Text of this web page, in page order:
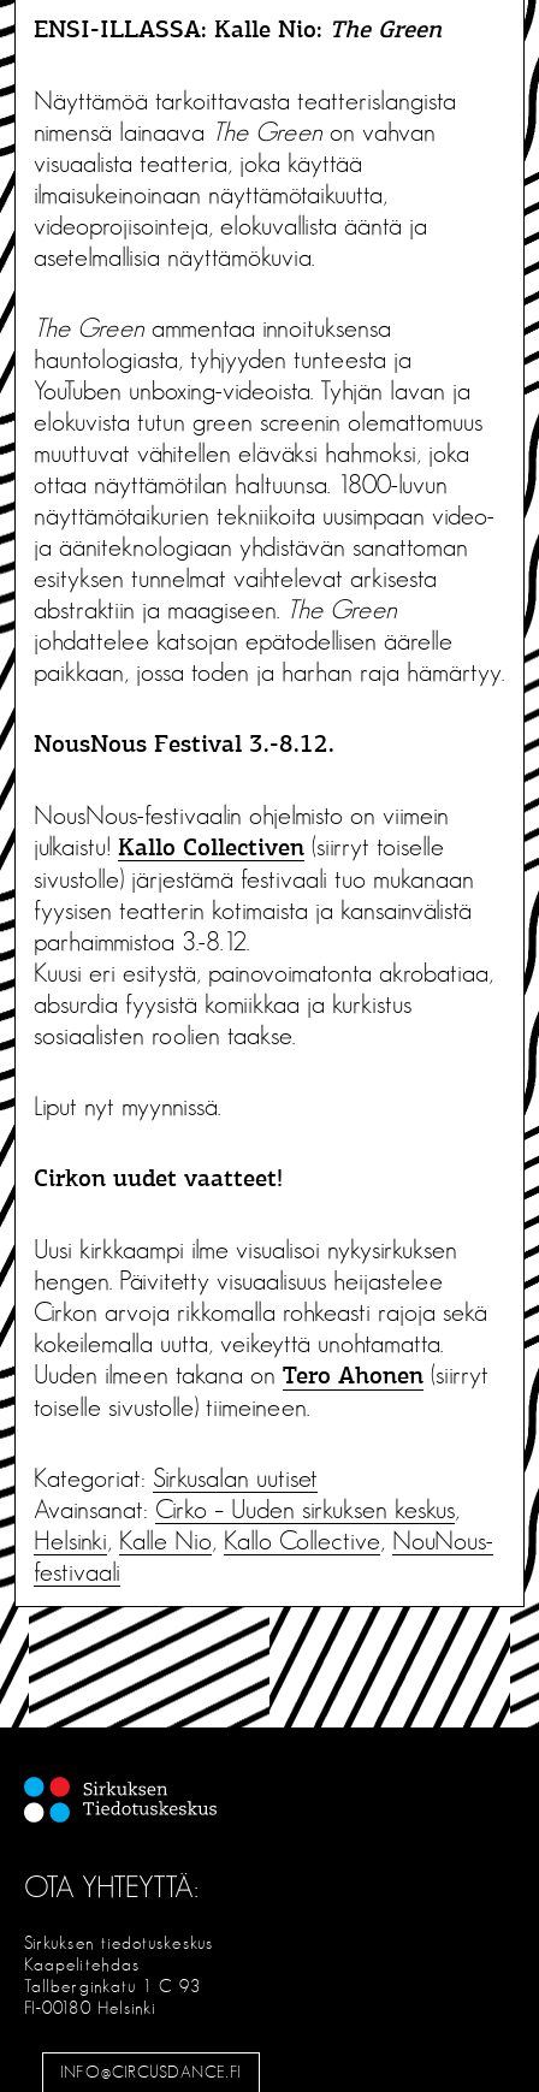
ENSI-ILLASSA: Kalle Nio: The Green
Näyttämöä tarkoittavasta teatterislangista
nimensä lainaava The Green on vahvan
visuaalista teatteria, joka käyttää
ilmaisukeinoinaan näyttämötaikuutta,
videoprojisointeja, elokuvallista ääntä ja
asetelmallisia näyttämökuvia.
The Green ammentaa innoituksensa
hauntologiasta, tyhjyyden tunteesta ja
YouTuben unboxing-videoista. Tyhjän lavan ja
elokuvista tutun green screenin olemattomuus
muuttuvat vähitellen eläväksi hahmoksi, joka
ottaa näyttämötilan haltuunsa. 1800-luvun
näyttämötaikurien tekniikoita uusimpaan video-
ja ääniteknologiaan yhdistävän sanattoman
esityksen tunnelmat vaihtelevat arkisesta
abstraktiin ja maagiseen. The Green
johdattelee katsojan epätodellisen äärelle
paikkaan, jossa toden ja harhan raja hämärtyy.
NousNous Festival 3.-8.12.
NousNous-festivaalin ohjelmisto on viimein
julkaistu! Kallo Collectiven (siirryt toiselle
sivustolle) järjestämä festivaali tuo mukanaan
fyysisen teatterin kotimaista ja kansainvälistä
parhaimmistoa 3.-8.12.
Kuusi eri esitystä, painovoimatonta akrobatiaa,
absurdia fyysistä komiikkaa ja kurkistus
sosiaalisten roolien taakse.
Liput nyt myynnissä.
Cirkon uudet vaatteet!
Uusi kirkkaampi ilme visualisoi nykysirkuksen
hengen. Päivitetty visuaalisuus heijastelee
Cirkon arvoja rikkomalla rohkeasti rajoja sekä
kokeilemalla uutta, veikeyttä unohtamatta.
Uuden ilmeen takana on Tero Ahonen (siirryt
toiselle sivustolle) tiimeineen.
Kategoriat: Sirkusalan uutiset
Avainsanat: Cirko – Uuden sirkuksen keskus,
Helsinki, Kalle Nio, Kallo Collective, NouNous-
festivaali
OTA YHTEYTTÄ:
Sirkuksen tiedotuskeskus
Kaapelitehdas
Tallberginkatu 1 C 93
FI-00180 Helsinki
INFO@CIRCUSDANCE.FI